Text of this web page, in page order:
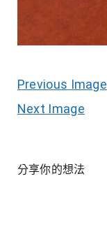
Previous Image
Next Image
分享你的想法